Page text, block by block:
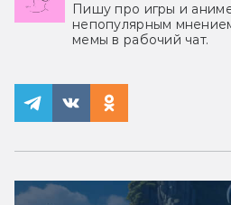
Пишу про игры и
непопулярным
мемы в рабочий чат.